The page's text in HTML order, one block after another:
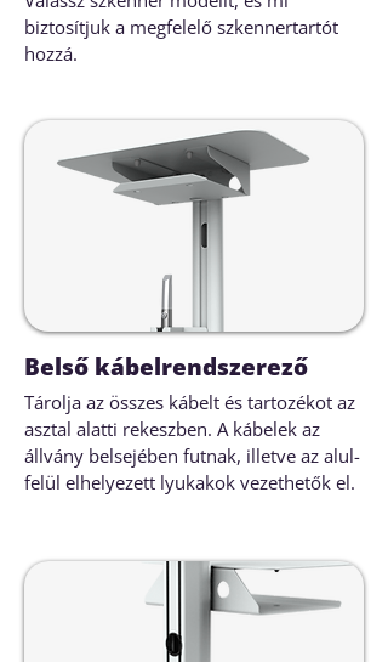
biztosítjuk a megfelelő szkennertartót
hozzá.
Belső kábelrendszerező
Tárolja az összes kábelt és tartozékot az
asztal alatti rekeszben. A kábelek az
állvány belsejében futnak, illetve az alul-
felül elhelyezett lyukakok vezethetők el.